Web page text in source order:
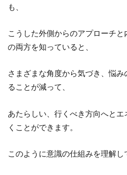
も、
こうした外側からのアプローチ
の両方を知っていると、
さまざまな角度から気づき、悩
ることが減って、
あたらしい、行くべき方向へと
くことができます。
このように意識の仕組みを理解し